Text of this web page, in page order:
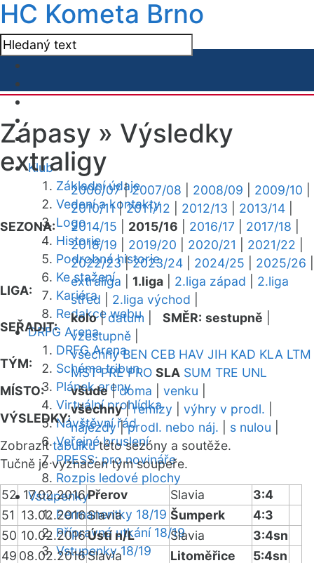
HC Kometa Brno
Klub
Základní údaje
Vedení a kontakty
Logo
Historie
Podrobná historie
Ke stažení
Kariéra
Redakce webu
DRFG Arena
DRFG Arena
Schéma tribun
Plánek areny
Virtuální prohlídka
Návštěvní řád
Veřejné bruslení
PRESS: pro novináře
Rozpis ledové plochy
Vstupenky
Permanentky 18/19
Přípravná utkání 18/19
Vstupenky 18/19
Zápasy » Výsledky
extraligy
SEZONA:
2006/07|2007/08 2008/09 2009/10
2010/11|2011/12 2012/13 2013/14
2014/15
2015/16 2016/17 2017/18
2018/19
2019/20 2020/21 2021/22
2022/23|2023/24 2024/25 2025/26
LIGA:
extraliga 1.liga 2.liga západ
2.liga
střed
2.liga východ
SEŘADIT:
kolo|datum SMĚR: sestupně
vzestupně
TÝM:
všechny BEN CEB HAV JIH KAD KLA LTM
MST PRE PRO SLA SUM TRE UNL
MÍSTO:
všude|doma venku
VÝSLEDKY:
všechny|remízy výhry v prodl.
nájezdy|prodl. nebo náj. s nulou
Zobrazittabulkutéto sezóny a soutěže.
Tučně je vyznačen tým soupeře.
52 17.02.2016Přerov Slavia
3:4
51 13.02.2016Slavia Šumperk
4:3
50 10.02.2016Ústí n/L Slavia
3:4sn
49 08.02.2016Slavia Litoměřice
5:4sn